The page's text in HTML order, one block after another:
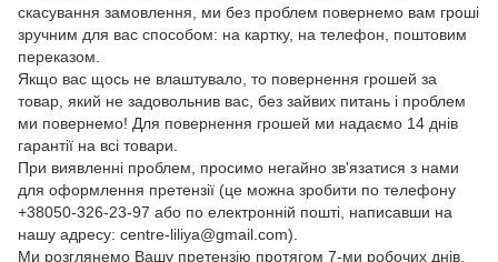
скасування замовлення, ми без проблем повернемо вам гроші
зручним для вас способом: на картку, на телефон, поштовим
переказом.
Якщо вас щось не влаштувало, то повернення грошей за
товар, який не задовольнив вас, без зайвих питань і проблем
ми повернемо! Для повернення грошей ми надаємо 14 днів
гарантії на всі товари.
При виявленні проблем, просимо негайно зв'язатися з нами
для оформлення претензії (це можна зробити по телефону
+38050-326-23-97 або по електронній пошті, написавши на
нашу адресу: centre-liliya@gmail.com).
Ми розглянемо Вашу претензію протягом 7-ми робочих днів.